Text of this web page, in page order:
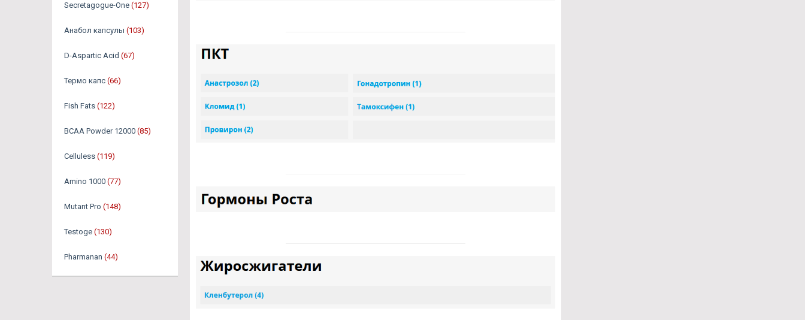
Secretagogue-One (127)
Анабол капсулы (103)
D-Aspartic Acid (67)
Термо капс (66)
Fish Fats (122)
BCAA Powder 12000 (85)
Celluless (119)
Amino 1000 (77)
Mutant Pro (148)
Testoge (130)
Pharmanan (44)